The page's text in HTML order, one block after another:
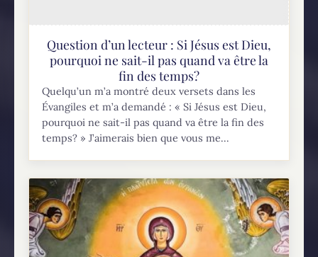
Question d’un lecteur : Si Jésus est Dieu,
pourquoi ne sait-il pas quand va être la
fin des temps?
Quelqu’un m’a montré deux versets dans les
Évangiles et m’a demandé : « Si Jésus est Dieu,
pourquoi ne sait-il pas quand va être la fin des
temps? » J’aimerais bien que vous me...